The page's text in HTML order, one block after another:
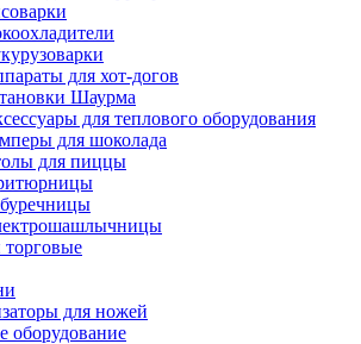
для хот-догов
Шаурма
для теплового оборудования
для шоколада
для пиццы
торговые
для ножей
оборудование